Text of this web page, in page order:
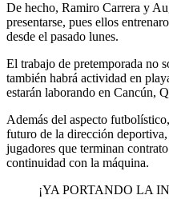
De hecho, Ramiro Carrera y
presentarse, pues ellos
desde el pasado lunes.
El trabajo de pretemporada no
también habrá actividad en
estarán laborando en Cancún,
Además del aspecto
futuro de la dirección
jugadores que terminan
continuidad con la máquina.
¡YA PORTANDO LA